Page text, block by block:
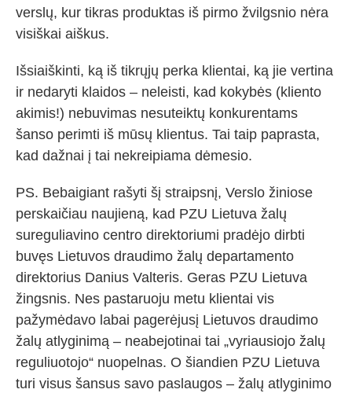
verslų, kur tikras produktas iš pirmo žvilgsnio nėra
visiškai aiškus.
Išsiaiškinti, ką iš tikrųjų perka klientai, ką jie vertina
ir nedaryti klaidos – neleisti, kad kokybės (kliento
akimis!) nebuvimas nesuteiktų konkurentams
šanso perimti iš mūsų klientus. Tai taip paprasta,
kad dažnai į tai nekreipiama dėmesio.
PS. Bebaigiant rašyti šį straipsnį, Verslo žiniose
perskaičiau naujieną, kad PZU Lietuva žalų
sureguliavino centro direktoriumi pradėjo dirbti
buvęs Lietuvos draudimo žalų departamento
direktorius Danius Valteris. Geras PZU Lietuva
žingsnis. Nes pastaruoju metu klientai vis
pažymėdavo labai pagerėjusį Lietuvos draudimo
žalų atlyginimą – neabejotinai tai „vyriausiojo žalų
reguliuotojo“ nuopelnas. O šiandien PZU Lietuva
turi visus šansus savo paslaugos – žalų atlyginimo